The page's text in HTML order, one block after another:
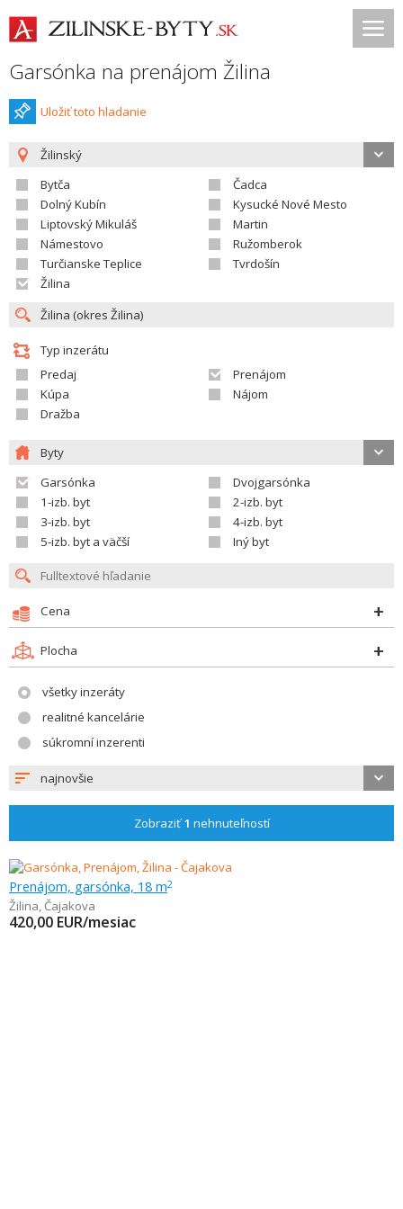
Garsónka na prenájom Žilina
Uložiť toto hladanie
Žilinský
Bytča
Čadca
Dolný Kubín
Kysucké Nové Mesto
Liptovský Mikuláš
Martin
Námestovo
Ružomberok
Turčianske Teplice
Tvrdošín
Žilina
Typ inzerátu
Predaj
Prenájom
Kúpa
Nájom
Dražba
Byty
Garsónka
Dvojgarsónka
1-izb. byt
2-izb. byt
3-izb. byt
4-izb. byt
5-izb. byt a väčší
Iný byt
Cena
Plocha
všetky inzeráty
realitné kancelárie
súkromní inzerenti
najnovšie
Zobraziť1 nehnuteľností
Prenájom, garsónka, 18 m2
Žilina, Čajakova
420,00 EUR/mesiac